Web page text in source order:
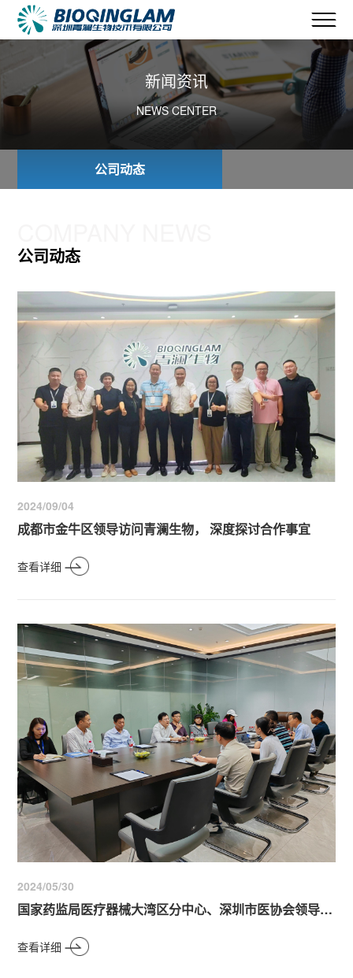
新闻资讯
NEWS CENTER
公司动态
公司动态
2024/09/04
成都市金牛区领导访问青澜生物， 深度探讨合作事宜
查看详细
2024/05/30
国家药监局医疗器械大湾区分中心、深圳市医协会领导来访青澜生物，共同探讨微针技术创新与发展
查看详细